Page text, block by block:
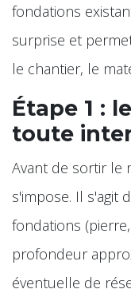
fondations
surprise et
le chantier, le
Étape 1 :
toute
Avant de sortir le
s'impose. Il s'agit
fondations
profondeur
éventuelle de